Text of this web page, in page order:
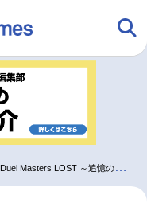
アニメ
Duel Masters LOST ～追憶の水晶～｜アニメキャスト・キャラクター・登場人物・動画配信情報・2024秋アニメ最新情報一覧